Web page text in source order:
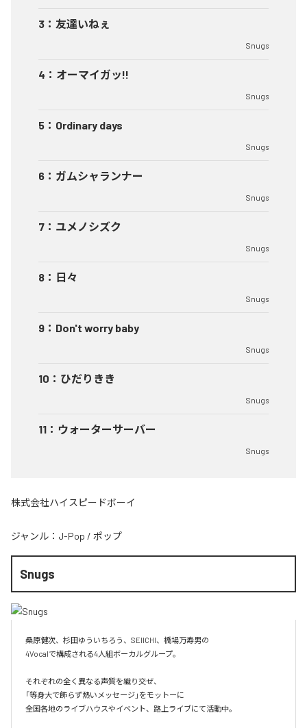
3 ： 友達いねぇ
Snugs
4 ： オーマイガッ!!
Snugs
5 ： Ordinary days
Snugs
6 ： ガムシャランナー
Snugs
7 ： ユメノシズク
Snugs
8 ： 日々
Snugs
9 ： Don't worry baby
Snugs
10 ： ひだりきき
Snugs
11 ： ウォーターサーバー
Snugs
株式会社ハイスピードボーイ
ジャンル： J-Pop / ポップ
Snugs
桑原健次、杉田ゆういちろう、SEIICHI、橋場万寿男の
4Vocalで構成される4人組ボーカルグループ。
それぞれの全く異なる声質を織り交ぜ、
「等身大で飾らず熱いメッセージ」をモットーに
全国各地のライブハウスやイベント、路上ライブにて活動中。